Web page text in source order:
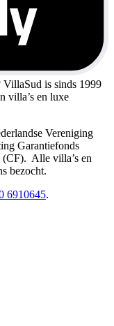
VillaSud is sinds 1999
villa’s en luxe
Vereniging
Garantiefonds
(CF). Alle villa’s en
bezocht.
6910645.